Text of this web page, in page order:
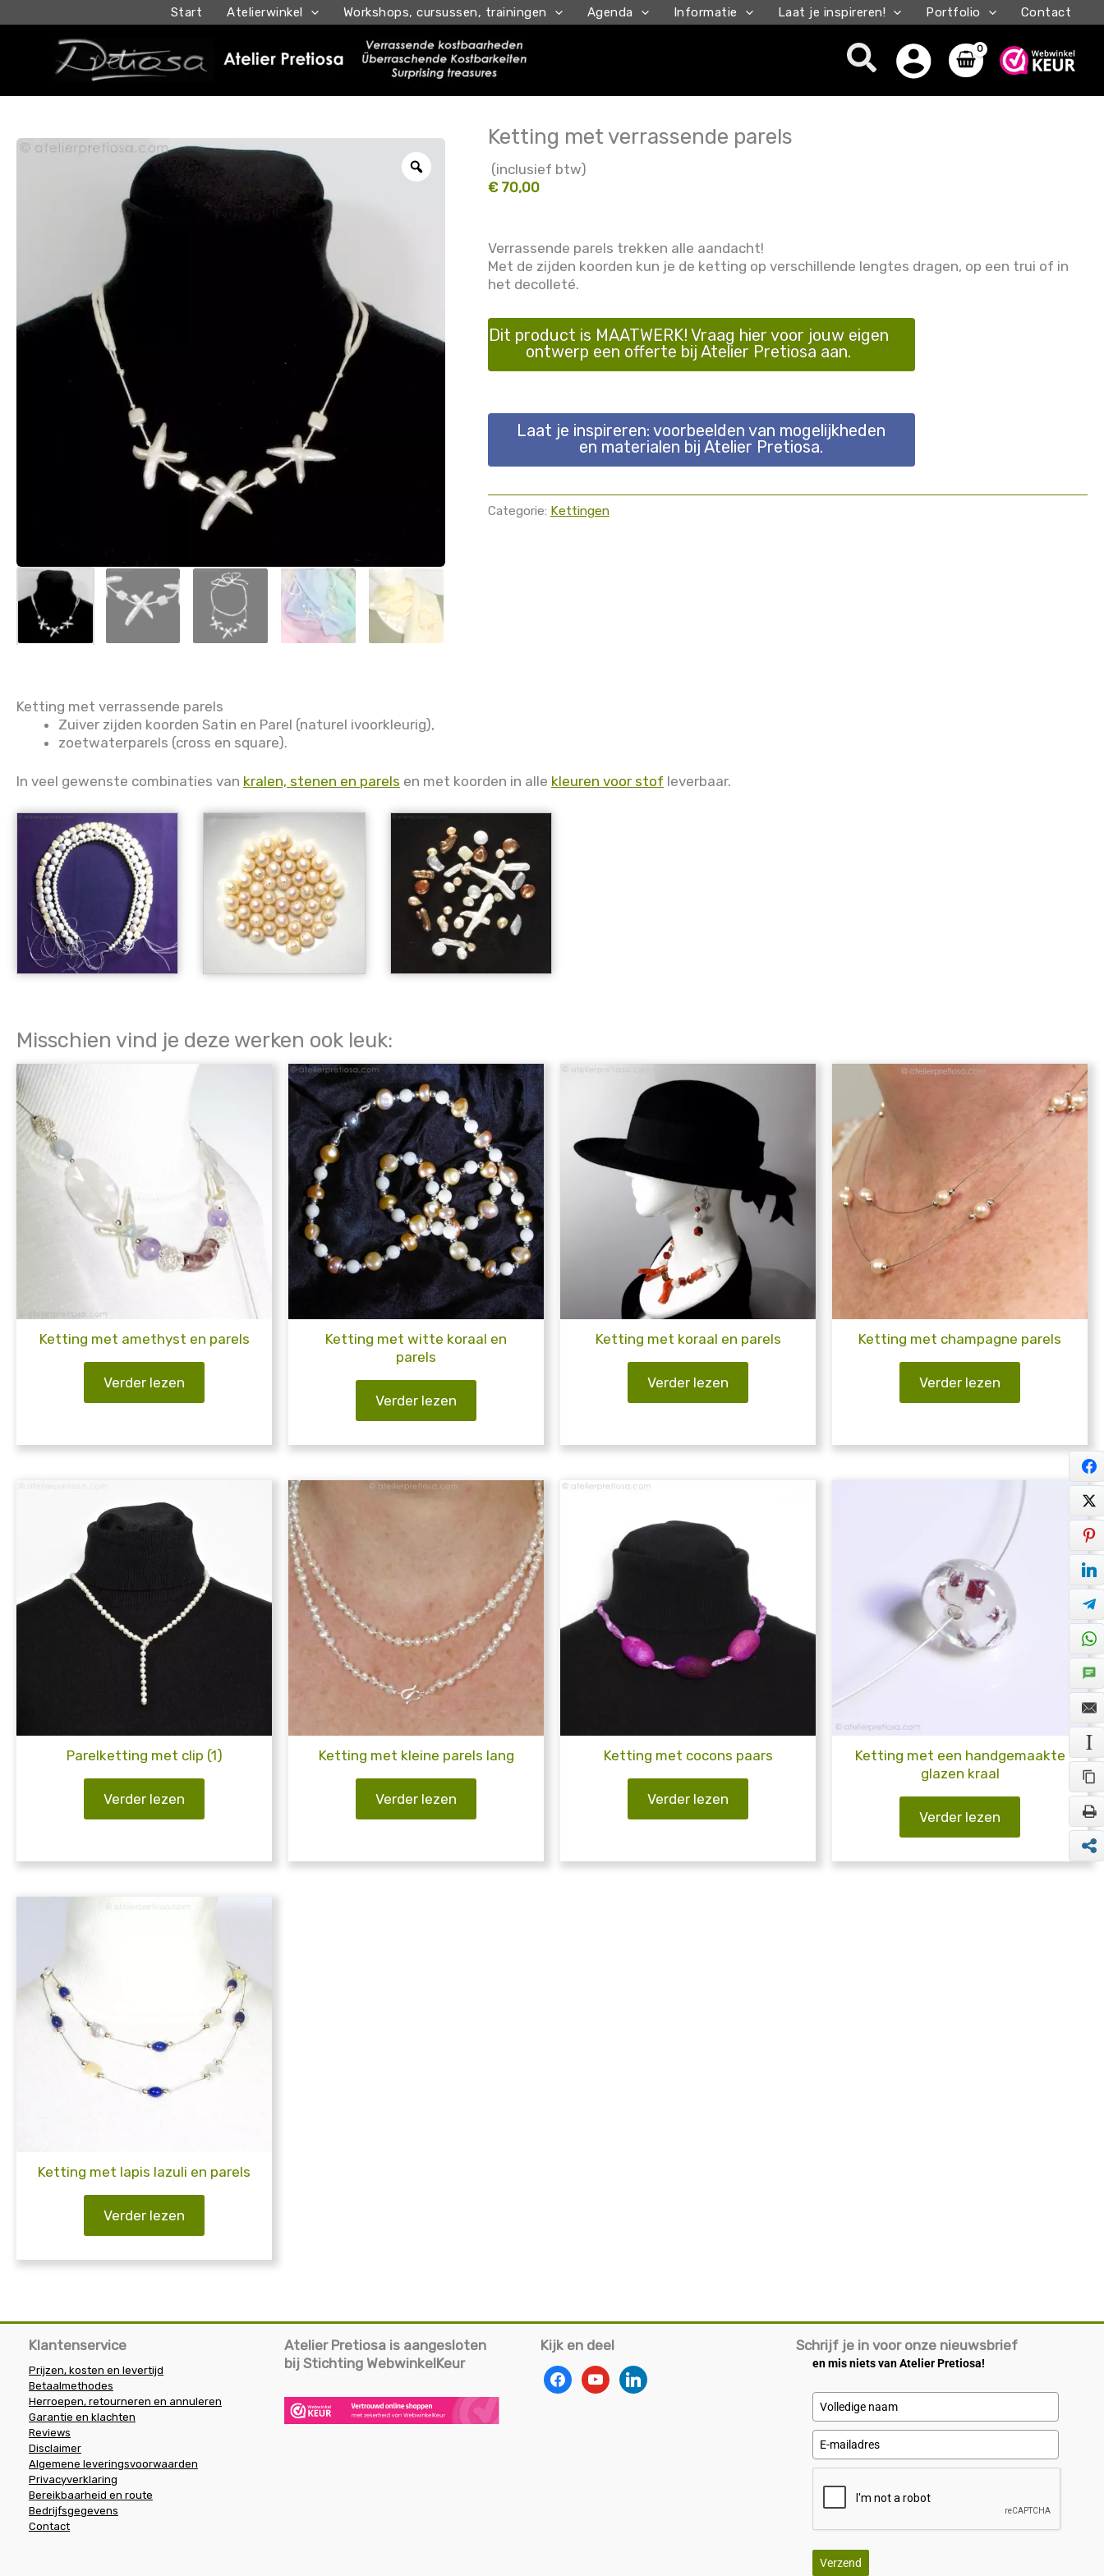
naar
Start Atelierwinkel Workshops, cursussen, trainingen Agenda Informatie Laat je inspireren! Portfolio Contact
Zoeken
Zoom
Ketting met verrassende parels
(inclusief btw)
€ 70,00
Verrassende parels trekken alle aandacht!
Met de zijden koorden kun je de ketting op verschillende lengtes dragen, op een trui of in
het decolleté.
Dit product is MAATWERK! Vraag hier voor jouw eigen
ontwerp een offerte bij Atelier Pretiosa aan.
Laat je inspireren: voorbeelden van mogelijkheden
en materialen bij Atelier Pretiosa.
Categorie: Kettingen
Ketting met verrassende parels
Zuiver zijden koorden Satin en Parel (naturel ivoorkleurig),
zoetwaterparels (cross en square).
In veel gewenste combinaties van kralen, stenen en parels en met koorden in alle kleuren voor stof leverbaar.
Misschien vind je deze werken ook leuk:
Ketting met amethyst en parels
Verder lezen
Ketting met witte koraal en
parels
Verder lezen
Ketting met koraal en parels
Verder lezen
Ketting met champagne parels
Verder lezen
Parelketting met clip (1)
Verder lezen
Ketting met kleine parels lang
Verder lezen
Ketting met cocons paars
Verder lezen
Ketting met een handgemaakte
glazen kraal
Verder lezen
Ketting met lapis lazuli en parels
Verder lezen
Klantenservice
Prijzen, kosten en levertijd
Betaalmethodes
Herroepen, retourneren en annuleren
Garantie en klachten
Reviews
Disclaimer
Algemene leveringsvoorwaarden
Privacyverklaring
Bereikbaarheid en route
Bedrijfsgegevens
Contact
Atelier Pretiosa is aangesloten
bij Stichting WebwinkelKeur
Kijk en deel
facebookyoutubelinkedin
Schrijf je in voor onze nieuwsbrief
en mis niets van Atelier Pretiosa!
Verzend